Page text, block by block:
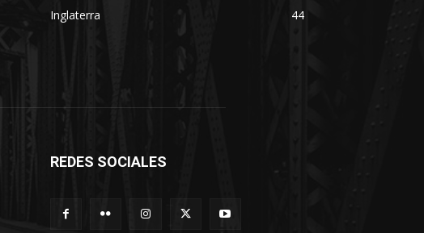
Inglaterra
44
REDES SOCIALES